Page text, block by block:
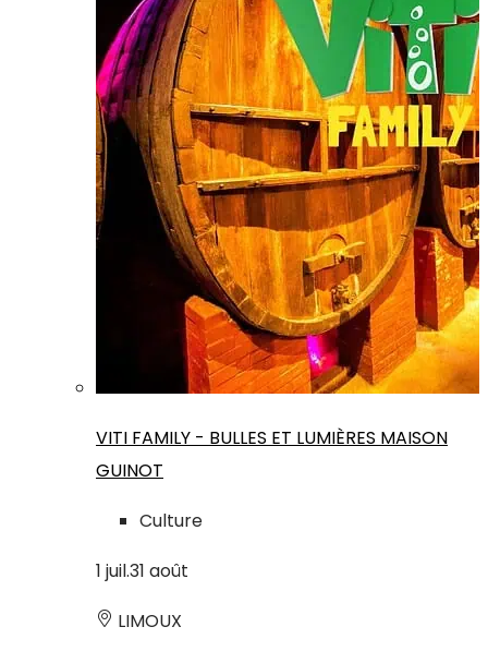
VITI FAMILY - BULLES ET LUMIÈRES MAISON
GUINOT
Culture
1 juil.31 août
LIMOUX